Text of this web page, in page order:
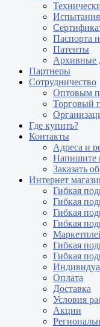
Испытания
Паспорта
Патенты
Архивные
Партнеры
Сотрудничество
Оптовым
Торговый
Где купить?
Контакты
Адреса и
Напишите
Заказать
Интернет
Гибкая
Гибкая
Гибкая
Гибкая
Гибкая
Гибкая
Оплата
Доставка
Условия
Акции